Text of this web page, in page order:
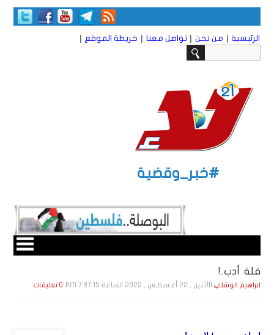
الرئيسية | من نحن | تواصل معنا | خريطة الموقع |
#خبر_وقضية
قلة أدب..!
ابراهيم الوشلي الأثنين , 22 أغـسـطـس , 2022 الساعة 7:37:15 PM 0 تعليقات